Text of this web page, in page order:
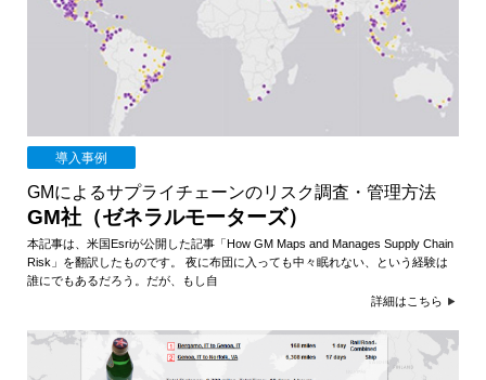
導入事例
GMによるサプライチェーンのリスク調査・管理方法
GM社（ゼネラルモーターズ）
本記事は、米国Esriが公開した記事「How GM Maps and Manages Supply Chain
Risk」を翻訳したものです。 夜に布団に入っても中々眠れない、という経験は
誰にでもあるだろう。だが、もし自
詳細はこちら